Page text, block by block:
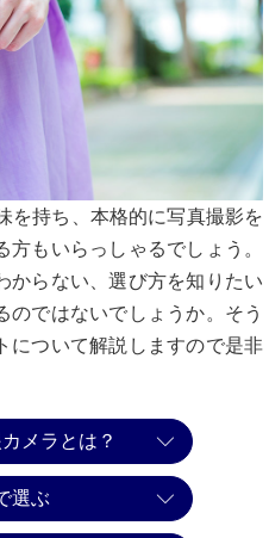
を持ち、本格的に写真撮影を
もいらっしゃるでしょう。
からない、選び方を知りたい
のではないでしょうか。そう
について解説しますので是非
メラとは？
選ぶ